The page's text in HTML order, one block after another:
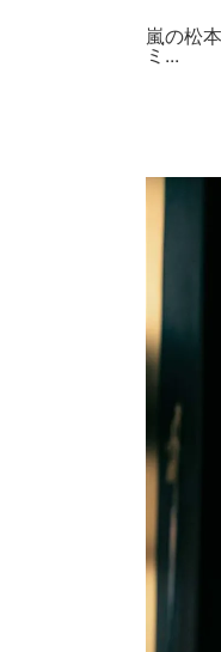
嵐の松
ミ...